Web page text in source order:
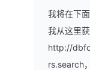
我将在下
我从这里获
http://
rs.search